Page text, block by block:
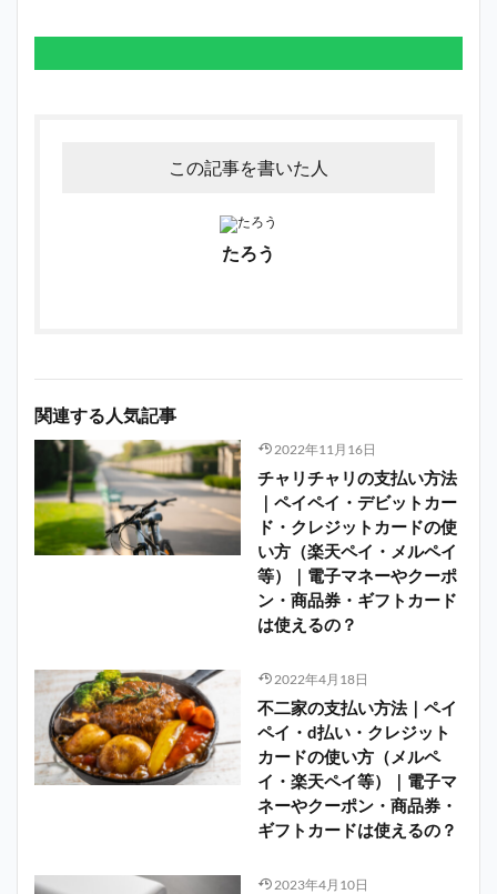
この記事を書いた人
たろう
関連する人気記事
2022年11月16日
チャリチャリの支払い方法
｜ペイペイ・デビットカー
ド・クレジットカードの使
い方（楽天ペイ・メルペイ
等）｜電子マネーやクーポ
ン・商品券・ギフトカード
は使えるの？
2022年4月18日
不二家の支払い方法｜ペイ
ペイ・d払い・クレジット
カードの使い方（メルペ
イ・楽天ペイ等）｜電子マ
ネーやクーポン・商品券・
ギフトカードは使えるの？
2023年4月10日